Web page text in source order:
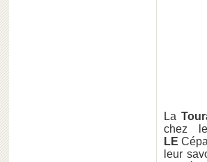
La
chez
LE
leur